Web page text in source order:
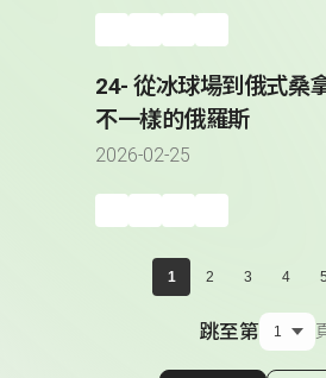
24- 從冰球場到俄式桑
不一樣的俄羅斯
2026-02-25
1 2 3 4 5
跳至第